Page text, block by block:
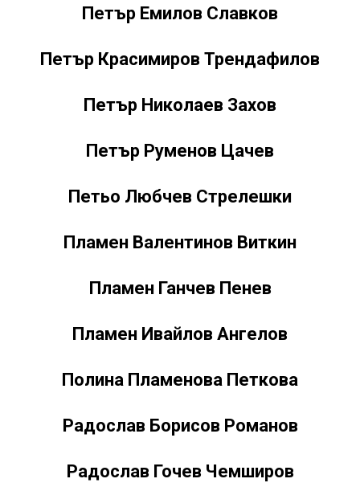
Петър Емилов Славков
Петър Красимиров Трендафилов
Петър Николаев Захов
Петър Руменов Цачев
Петьо Любчев Стрелешки
Пламен Валентинов Виткин
Пламен Ганчев Пенев
Пламен Ивайлов Ангелов
Полина Пламенова Петкова
Радослав Борисов Романов
Радослав Гочев Чемширов